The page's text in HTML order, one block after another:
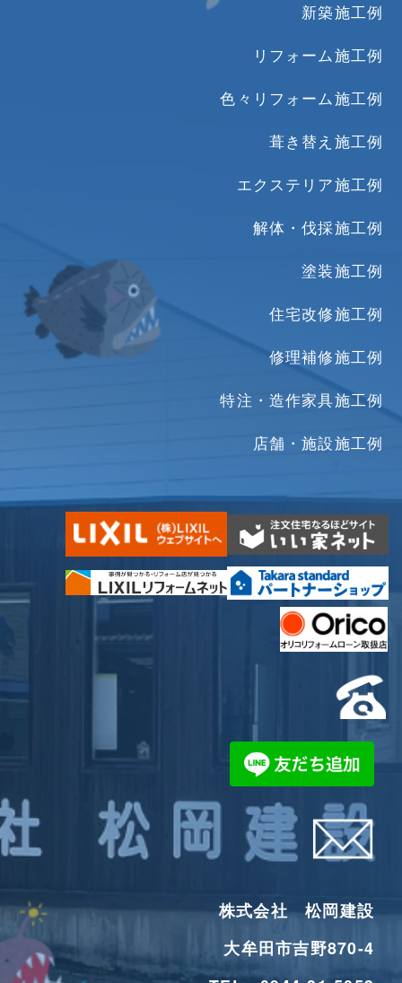
新築施工例
リフォーム施工例
色々リフォーム施工例
葺き替え施工例
エクステリア施工例
解体・伐採施工例
塗装施工例
住宅改修施工例
修理補修施工例
特注・造作家具施工例
店舗・施設施工例
株式会社 松岡建設
大牟田市吉野870-4